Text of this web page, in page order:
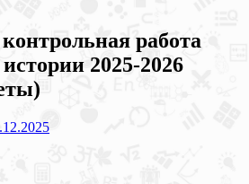
работа
2025-2026